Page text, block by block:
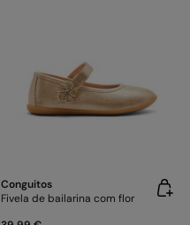
Conguitos
Fivela de bailarina com flor